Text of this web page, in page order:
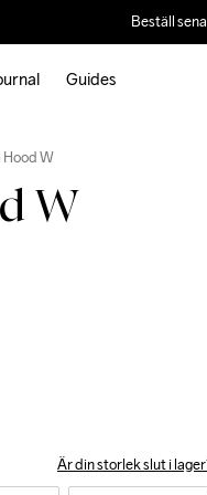
Beställ
Guides
Hood W
W
Är din storlek slut i